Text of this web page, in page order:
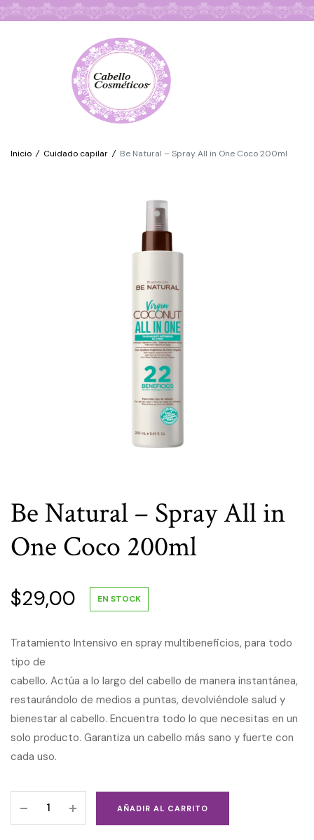
Inicio / Cuidado capilar / Be Natural – Spray All in One Coco 200ml
Be Natural – Spray All in
One Coco 200ml
$29,00 EN STOCK
Tratamiento Intensivo en spray multibeneficios, para todo
tipo de
cabello. Actúa a lo largo del cabello de manera instantánea,
restaurándolo de medios a puntas, devolviéndole salud y
bienestar al cabello. Encuentra todo lo que necesitas en un
solo producto. Garantiza un cabello más sano y fuerte con
cada uso.
AÑADIR AL CARRITO